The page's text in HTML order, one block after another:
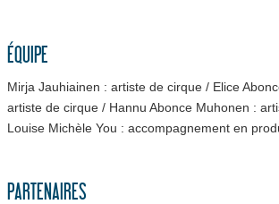
ÉQUIPE
Mirja Jauhiainen : artiste de cirque / Elice
artiste de cirque / Hannu Abonce Muhonen :
Louise Michèle You : accompagnement en
PARTENAIRES